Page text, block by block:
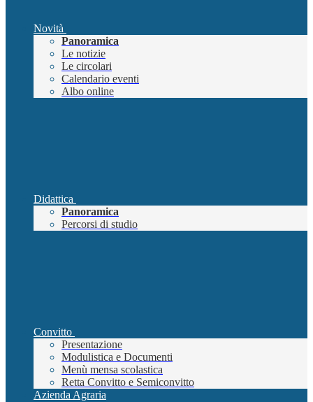
Novità
Panoramica
Le notizie
Le circolari
Calendario eventi
Albo online
Didattica
Panoramica
Percorsi di studio
Convitto
Presentazione
Modulistica e Documenti
Menù mensa scolastica
Retta Convitto e Semiconvitto
Azienda Agraria